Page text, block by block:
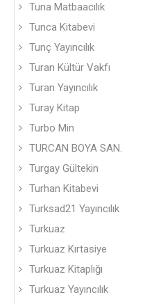
Tuna Matbaacılık
Tunca Kitabevi
Tunç Yayıncılık
Turan Kültür Vakfı
Turan Yayıncılık
Turay Kitap
Turbo Min
TURCAN BOYA SAN.
Turgay Gültekin
Turhan Kitabevi
Turksad21 Yayıncılık
Turkuaz
Turkuaz Kırtasiye
Turkuaz Kitaplığı
Turkuaz Yayıncılık